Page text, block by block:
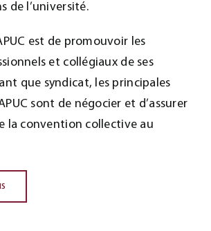
de l’université.
est de promouvoir les
et collégiaux de ses
que syndicat, les principales
sont de négocier et d’assurer
la convention collective au